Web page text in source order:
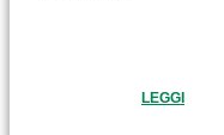
LEGGI